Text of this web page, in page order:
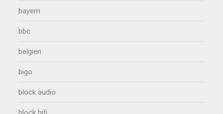
bayern
bbc
belgien
bigo
block audio